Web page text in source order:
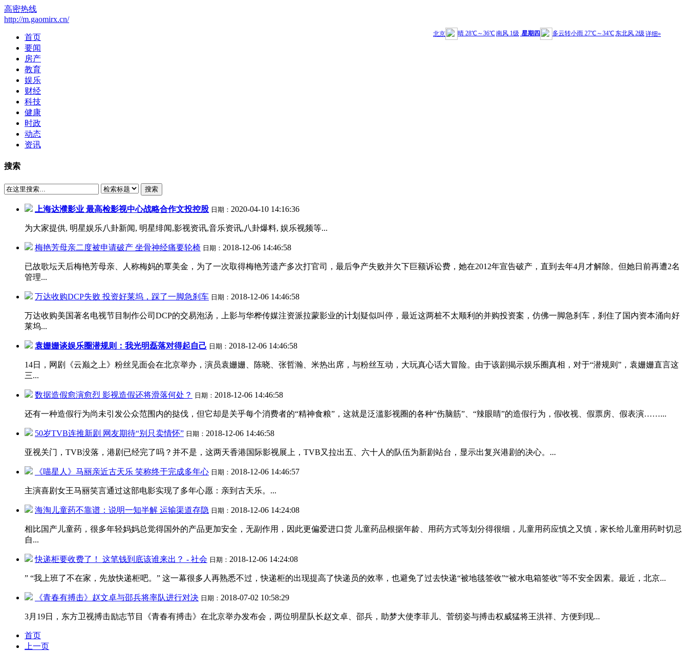
高密热线
http://m.gaomirx.cn/
首页
要闻
房产
教育
娱乐
财经
科技
健康
时政
动态
资讯
搜索
搜索
上海达濮影业 最高检影视中心战略合作文投控股 日期： 2020-04-10 14:16:36
为大家提供, 明星娱乐八卦新闻, 明星绯闻,影视资讯,音乐资讯,八卦爆料, 娱乐视频等...
梅艳芳母亲二度被申请破产 坐骨神经痛要轮椅 日期： 2018-12-06 14:46:58
已故歌坛天后梅艳芳母亲、人称梅妈的覃美金，为了一次取得梅艳芳遗产多次打官司，最后争产失败并欠下巨额诉讼费，她在2012年宣告破产，直到去年4月才解除。但她日前再遭2名
管理...
万达收购DCP失败 投资好莱坞，踩了一脚急刹车 日期： 2018-12-06 14:46:58
万达收购美国著名电视节目制作公司DCP的交易泡汤，上影与华桦传媒注资派拉蒙影业的计划疑似叫停，最近这两桩不太顺利的并购投资案，仿佛一脚急刹车，刹住了国内资本涌向好
莱坞...
袁姗姗谈娱乐圈潜规则：我光明磊落对得起自己 日期： 2018-12-06 14:46:58
14日，网剧《云巅之上》粉丝见面会在北京举办，演员袁姗姗、陈晓、张哲瀚、米热出席，与粉丝互动，大玩真心话大冒险。由于该剧揭示娱乐圈真相，对于“潜规则”，袁姗姗直言这
三...
数据造假愈演愈烈 影视造假还将滑落何处？ 日期： 2018-12-06 14:46:58
还有一种造假行为尚未引发公众范围内的挞伐，但它却是关乎每个消费者的“精神食粮”，这就是泛滥影视圈的各种“伤脑筋”、“辣眼睛”的造假行为，假收视、假票房、假表演……...
50岁TVB连推新剧 网友期待“别只卖情怀” 日期： 2018-12-06 14:46:58
亚视关门，TVB没落，港剧已经完了吗？并不是，这两天香港国际影视展上，TVB又拉出五、六十人的队伍为新剧站台，显示出复兴港剧的决心。...
《喵星人》马丽亲近古天乐 笑称终于完成多年心 日期： 2018-12-06 14:46:57
主演喜剧女王马丽笑言通过这部电影实现了多年心愿：亲到古天乐。...
海淘儿童药不靠谱：说明一知半解 运输渠道存隐 日期： 2018-12-06 14:24:08
相比国产儿童药，很多年轻妈妈总觉得国外的产品更加安全，无副作用，因此更偏爱进口货 儿童药品根据年龄、用药方式等划分得很细，儿童用药应慎之又慎，家长给儿童用药时切忌
自...
快递柜要收费了！ 这笔钱到底该谁来出？ - 社会 日期： 2018-12-06 14:24:08
” “我上班了不在家，先放快递柜吧。” 这一幕很多人再熟悉不过，快递柜的出现提高了快递员的效率，也避免了过去快递“被地毯签收”“被水电箱签收”等不安全因素。最近，北京...
《青春有搏击》赵文卓与邵兵将率队进行对决 日期： 2018-07-02 10:58:29
3月19日，东方卫视搏击励志节目《青春有搏击》在北京举办发布会，两位明星队长赵文卓、邵兵，助梦大使李菲儿、菅纫姿与搏击权威猛将王洪祥、方便到现...
首页
上一页